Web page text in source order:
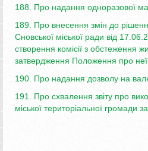
188. Про надання одноразової
189. Про внесення змін до
Сновської міської ради від
створення комісії з обстеження
затвердження Положення про
190. Про надання дозволу на
191. Про схвалення звіту про
міської територіальної громади